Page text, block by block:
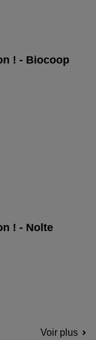
! - Biocoop
! - Nolte
Voir plus